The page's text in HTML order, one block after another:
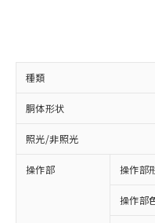
種類
胴体形状
照光/非照光
操作部 操作部
操作部